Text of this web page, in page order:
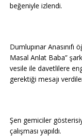
beğeniyle izlendi.
Dumlupınar
Masal Anlat Baba”
vesile ile davetlilere
gerektiği mesajı
Şen gemiciler
çalışması yapıldı.